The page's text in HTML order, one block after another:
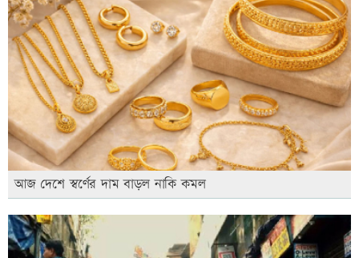
আজ দেশে স্বর্ণের দাম বাড়ল নাকি কমল